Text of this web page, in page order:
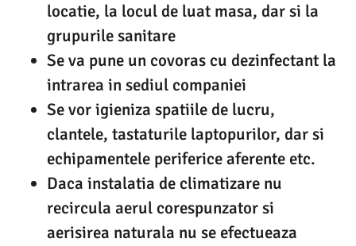
locatie, la locul de luat masa, dar si la
grupurile sanitare
Se va pune un covoras cu dezinfectant la
intrarea in sediul companiei
Se vor igieniza spatiile de lucru,
clantele, tastaturile laptopurilor, dar si
echipamentele periferice aferente etc.
Daca instalatia de climatizare nu
recircula aerul corespunzator si
aerisirea naturala nu se efectueaza